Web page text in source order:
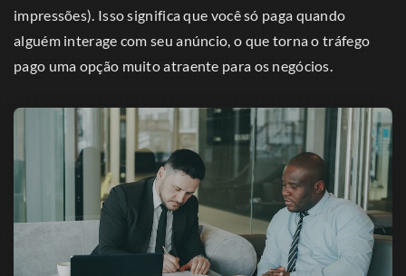
impressões). Isso significa que você só paga quando
alguém interage com seu anúncio, o que torna o tráfego
pago uma opção muito atraente para os negócios.